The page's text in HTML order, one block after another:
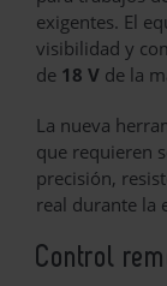
exigentes. El
visibilidad y
de 18 V de la
La nueva
que requieren
precisión,
real durante la
Control